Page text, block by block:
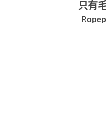
只有